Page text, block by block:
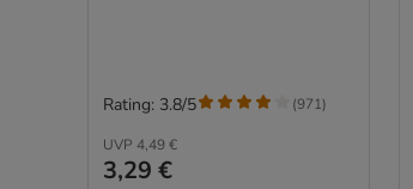
UVP 4,49 €
3,29 €
Rating: 3.8/5 (971)